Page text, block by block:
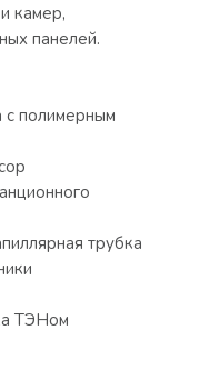
камер,
панелей.
с полимерным
трубка
ТЭНом